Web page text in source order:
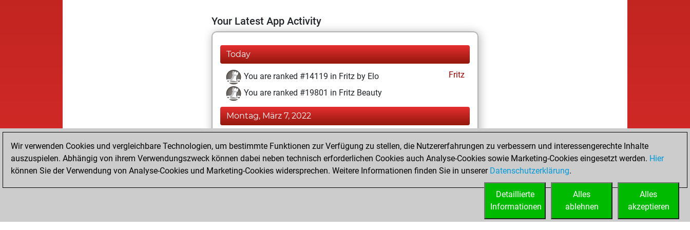
Your Latest App Activity
Today
You are ranked #14119 in Fritz by Elo
Fritz
You are ranked #19801 in Fritz Beauty
Montag, März 7, 2022
You achieved a new Elo of 1589
You created your Fritz account
Wir verwenden Cookies und vergleichbare Technologien, um bestimmte Funktionen zur Verfügung zu stellen, die Nutzererfahrungen zu verbessern und interessengerechte Inhalte
auszuspielen. Abhängig von ihrem Verwendungszweck können dabei neben technisch erforderlichen Cookies auch Analyse-Cookies sowie Marketing-Cookies eingesetzt werden. Hier
können Sie der Verwendung von Analyse-Cookies und Marketing-Cookies widersprechen. Weitere Informationen finden Sie in unserer Datenschutzerklärung.
Alles
akzeptieren
Alles
ablehnen
Detaillierte
Informationen